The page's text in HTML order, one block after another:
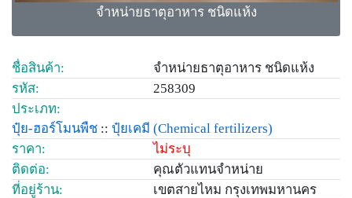
จำหน่ายธาตุอาหาร ชนิดแห้ง
ชื่อสินค้า:
จำหน่ายธาตุอาหาร ชนิดแห้ง
รหัส:
258309
ประเภท:
ปุ๋ย-ฮอร์โมนพืช :: ปุ๋ยเคมี (Chemical fertilizers)
ราคา:
ไม่ระบุ
ติดต่อ:
คุณตัวแทนจำหน่าย
ที่อยู่ร้าน:
เขตสายไหม กรุงเทพมหานคร